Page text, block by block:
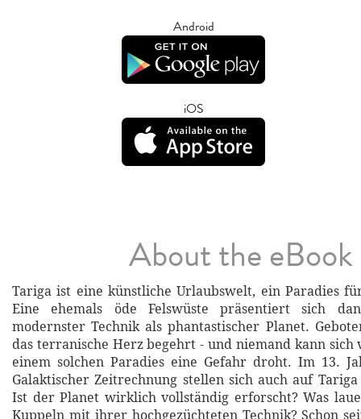
Android
iOS
About the eBook
Tariga ist eine künstliche Urlaubswelt, ein Paradies
Eine ehemals öde Felswüste präsentiert sich
modernster Technik als phantastischer Planet.
das terranische Herz begehrt - und niemand kann sich
einem solchen Paradies eine Gefahr droht. Im 13.
Galaktischer Zeitrechnung stellen sich auch auf
Ist der Planet wirklich vollständig erforscht? Was
Kuppeln mit ihrer hochgezüchteten Technik? Schon